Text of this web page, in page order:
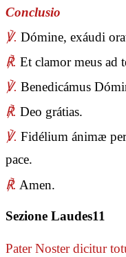
Conclusio
℣. Dómine, exáudi
℟. Et clamor meus ad
℣. Benedicámus
℟. Deo grátias.
℣. Fidélium ánimæ
pace.
℟. Amen.
Sezione Laudes11
Pater Nosterdicitur